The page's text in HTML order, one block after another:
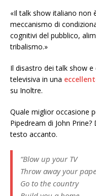
«Il talk show italiano non
meccanismo di
cognitivi del pubblico,
tribalismo.»
Il disastro dei talk show
televisiva in una
su Inoltre.
Quale miglior occasione
Pipedream di John
testo accanto.
“Blow up your TV
Throw away your
Go to the country